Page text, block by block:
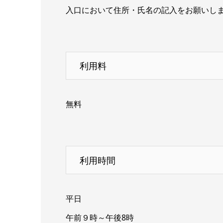
入口において住所・氏名の記入をお願いし
利用料
無料
利用時間
平日
午前９時～午後8時